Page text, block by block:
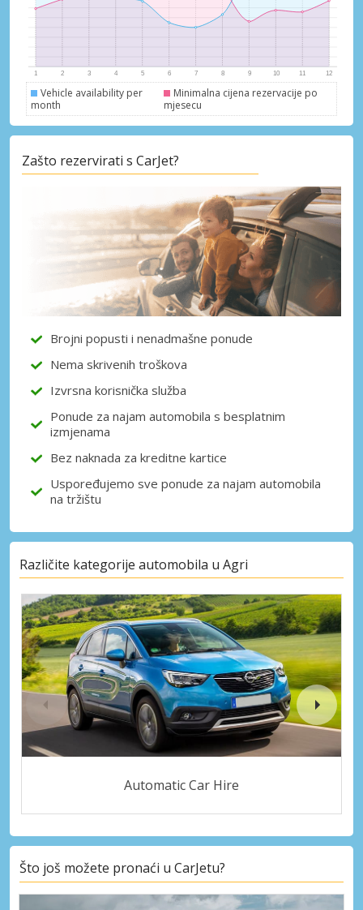
Posebni popusti
Pristupite ekskluzivnim ponudama naših
Vehicle availability per
month
Minimalna cijena rezervacije po
mjesecu
Zašto rezervirati s CarJet?
Brojni popusti i nenadmašne ponude
Nema skrivenih troškova
Izvrsna korisnička služba
Ponude za najam automobila s besplatnim
izmjenama
Bez naknada za kreditne kartice
Uspoređujemo sve ponude za najam automobila
na tržištu
Različite kategorije automobila u Agri
Automatic Car Hire
Što još možete pronaći u CarJetu?